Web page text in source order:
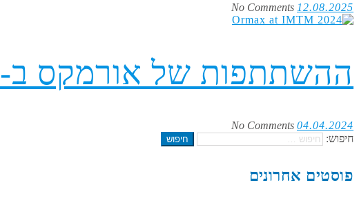
12.08.2025
No Comments
ההשתתפות של אורמקס ב-IMTM 2024
04.04.2024
No Comments
חיפוש:
פוסטים אחרונים